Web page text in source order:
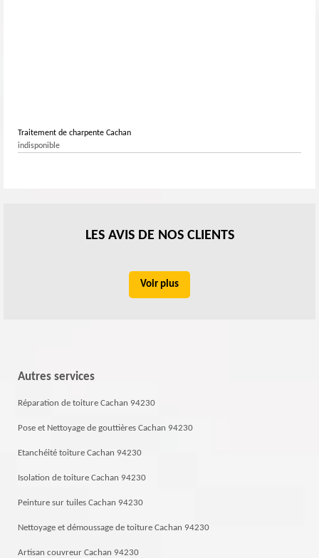
Traitement de charpente Cachan
indisponible
LES AVIS DE NOS CLIENTS
Voir plus
Autres services
Réparation de toiture Cachan 94230
Pose et Nettoyage de gouttières Cachan 94230
Etanchéité toiture Cachan 94230
Isolation de toiture Cachan 94230
Peinture sur tuiles Cachan 94230
Nettoyage et démoussage de toiture Cachan 94230
Artisan couvreur Cachan 94230